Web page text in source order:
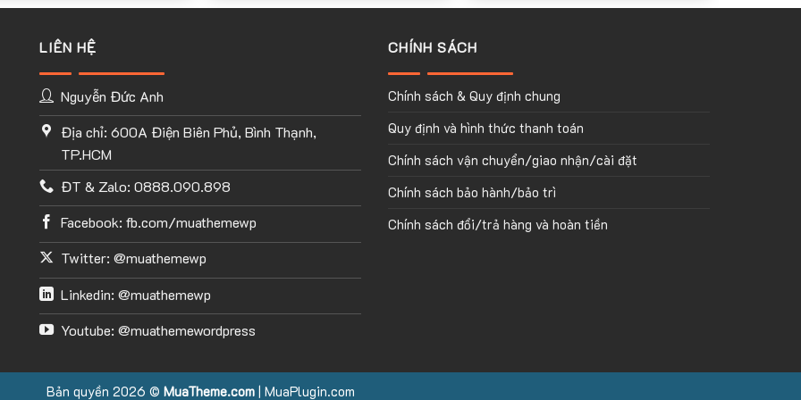
Products, Buttons….
website theo phong cách
hồ tùy chỉnh mọi thứ với
2 tính năng tuyệt vời
cửa hàng hoặc website của
tiếp theme của mình mà
điều cần làm chỉ là KÉO và
LIÊN HỆ
Nguyễn Đức Anh
Địa chỉ: 600A Điện Biên Phủ, Bình Thạnh,
TP.HCM
ĐT & Zalo: 0888.090.898
Facebook: fb.com/muathemewp
Twitter: @muathemewp
Linkedin: @muathemewp
Youtube: @muathemewordpress
CHÍNH SÁCH
Chính sách & Quy định chung
Quy định và hình thức thanh toán
Chính sách vận chuyển/giao nhận/cài đặt
Chính sách bảo hành/bảo trì
Chính sách đổi/trả hàng và hoàn tiền
Bản quyền 2026 © MuaTheme.com| MuaPlugin.com